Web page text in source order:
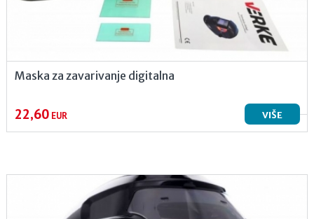
Maska za zavarivanje digitalna
22,60EUR VIŠE